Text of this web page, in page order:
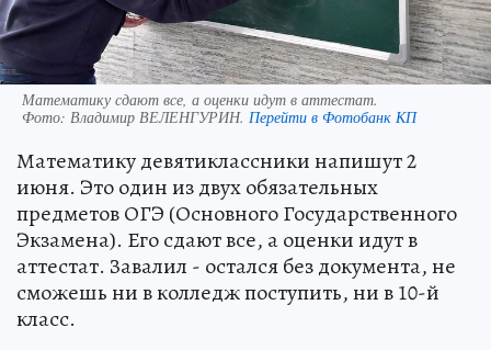
Математику сдают все, а оценки идут в аттестат.
Фото: Владимир ВЕЛЕНГУРИН. Перейти в Фотобанк КП
Математику девятиклассники напишут 2
июня. Это один из двух обязательных
предметов ОГЭ (Основного Государственного
Экзамена). Его сдают все, а оценки идут в
аттестат. Завалил - остался без документа, не
сможешь ни в колледж поступить, ни в 10-й
класс.